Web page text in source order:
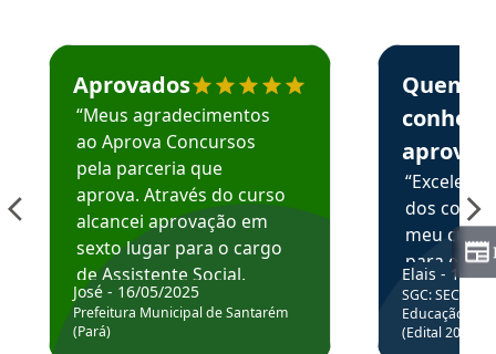
Estudante José recomenda o Aprova Concursos em
Aprovados
“Meus agradecimentos
ao Aprova Concursos
pela parceria que
aprova. Através do curso
alcancei aprovação em
sexto lugar para o cargo
de Assistente Social.
Hoje estou atuando na
Prefeitura de Santarém.
José - 16/05/2025
Prefeitura Municipal de Santarém
(Pará)
Estudante
Quem
aprova
dos
meu
para
colocar
através
de
Elais - 15/
SGC: SEC BA
Educação
(Edital